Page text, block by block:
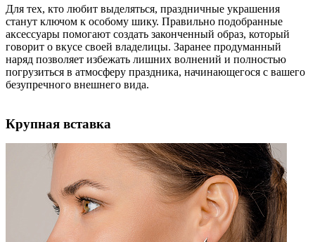
Для тех, кто любит выделяться, праздничные украшения
станут ключом к особому шику. Правильно подобранные
аксессуары помогают создать законченный образ, который
говорит о вкусе своей владелицы. Заранее продуманный
наряд позволяет избежать лишних волнений и полностью
погрузиться в атмосферу праздника, начинающегося с вашего
безупречного внешнего вида.
Крупная вставка